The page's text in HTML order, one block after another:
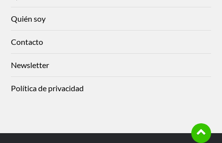
Quién soy
Contacto
Newsletter
Política de privacidad